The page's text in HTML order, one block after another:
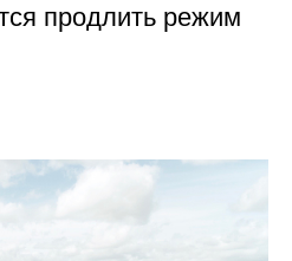
продлить режим